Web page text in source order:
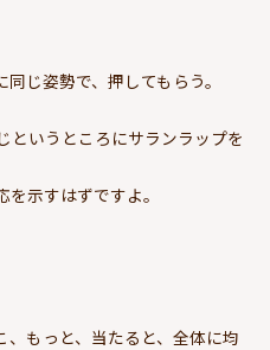
じ姿勢で、押してもらう。
というところにサランラップを
示すはずですよ。
、もっと、当たると、全体に均